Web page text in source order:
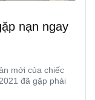
nạn ngay
mới của chiếc
đã gặp phải